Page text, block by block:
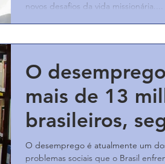
novos desafios da vida missionária....
O
mais de 13
brasileiros,
IBGE
O desemprego é atualmente um
problemas sociais que o Brasil